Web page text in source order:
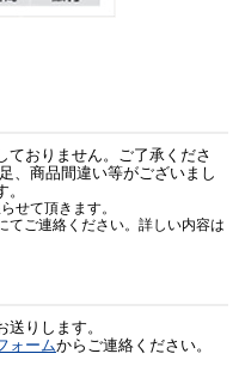
ておりません。ご了承くださ
、商品間違い等がございまし
せて頂きます。
てご連絡ください。詳しい内容は
りします。
ォームからご連絡ください。